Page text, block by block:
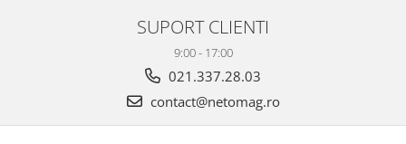
SUPORT CLIENTI
9:00 - 17:00
021.337.28.03
contact@netomag.ro